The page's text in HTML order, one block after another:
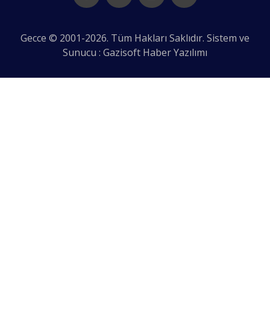
Gecce © 2001-2026. Tüm Hakları Saklıdır. Sistem ve
Sunucu : Gazisoft Haber Yazılımı